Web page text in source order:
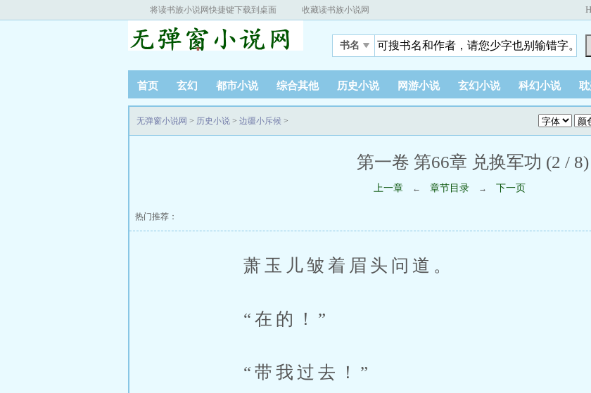
将读书族小说网快捷键下载到桌面 收藏读书族小说网
书名
首页 玄幻 都市小说 综合其他 历史小说 网游小说 玄幻小说 科幻小说
无弹窗小说网 > 历史小说 > 边疆小斥候 >
第一卷 第66章 兑换军功 (2 / 8)
上一章 ← 章节目录 → 下一页
热门推荐：
萧玉儿皱着眉头问道。
“在的！”
“带我过去！”